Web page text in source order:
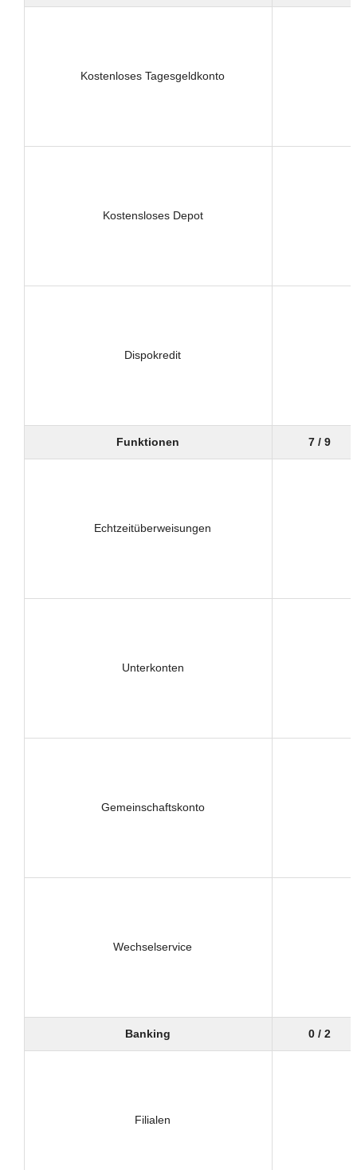
Kostenloses Tagesgeldkonto
Kostensloses Depot
Dispokredit
Funktionen 7 / 9
Echtzeitüberweisungen
Unterkonten
Gemeinschaftskonto
Wechselservice
Banking 0 / 2
Filialen